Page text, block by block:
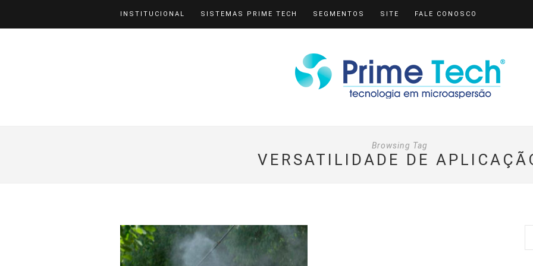
INSTITUCIONAL SISTEMAS PRIME TECH SEGMENTOS SITE FALE CONOSCO
Browsing Tag
VERSATILIDADE DE